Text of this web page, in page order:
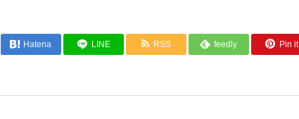
Hatena LINE RSS feedly Pin it